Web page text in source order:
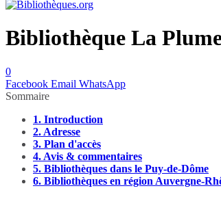
Bibliothèque La
0
Facebook Email WhatsApp
Sommaire
1. Introduction
2. Adresse
3. Plan d'accès
4. Avis & commentaires
5. Bibliothèques dans le Puy-de-Dôme
6. Bibliothèques en région Auvergne-